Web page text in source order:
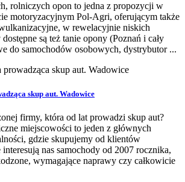
rolniczych opon to jedna z propozycji w
motoryzacyjnym Pol-Agri, oferującym także
w rewelacyjnie niskich
są też tanie opony (Poznań i cały
do samochodów osobowych, dystrybutor ...
skup aut. Wadowice
firmy, która od lat prowadzi skup aut?
miejscowości to jeden z głównych
gdzie skupujemy od klientów
nas samochody od 2007 rocznika,
wymagające naprawy czy całkowicie